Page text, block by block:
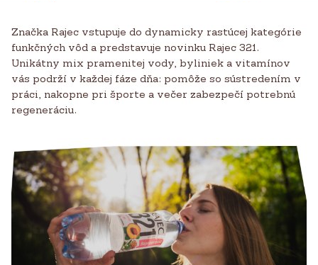
CZ SK EN
Značka Rajec vstupuje do dynamicky rastúcej kategórie
funkčných vôd a predstavuje novinku Rajec 321.
Unikátny mix pramenitej vody, byliniek a vitamínov
vás podrží v každej fáze dňa: pomôže so sústredením v
práci, nakopne pri športe a večer zabezpečí potrebnú
regeneráciu.